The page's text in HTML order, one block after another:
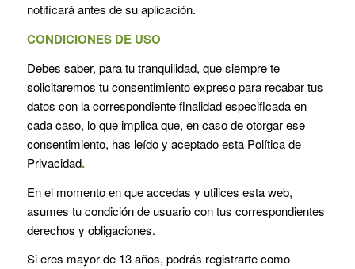
notificará antes de su aplicación.
CONDICIONES DE USO
Debes saber, para tu tranquilidad, que siempre te
solicitaremos tu consentimiento expreso para recabar tus
datos con la correspondiente finalidad especificada en
cada caso, lo que implica que, en caso de otorgar ese
consentimiento, has leído y aceptado esta Política de
Privacidad.
En el momento en que accedas y utilices esta web,
asumes tu condición de usuario con tus correspondientes
derechos y obligaciones.
Si eres mayor de 13 años, podrás registrarte como